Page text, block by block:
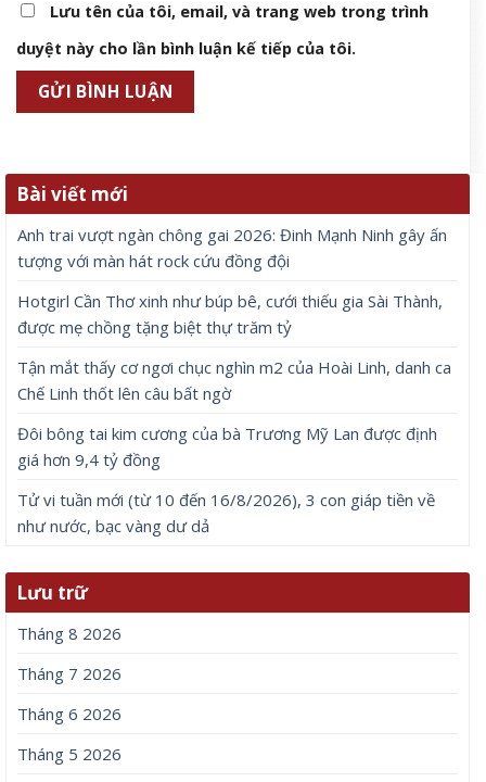
Lưu tên của tôi, email, và trang web trong trình
duyệt này cho lần bình luận kế tiếp của tôi.
Bài viết mới
Anh trai vượt ngàn chông gai 2026: Đinh Mạnh Ninh gây ấn
tượng với màn hát rock cứu đồng đội
Hotgirl Cần Thơ xinh như búp bê, cưới thiếu gia Sài Thành,
được mẹ chồng tặng biệt thự trăm tỷ
Tận mắt thấy cơ ngơi chục nghìn m2 của Hoài Linh, danh ca
Chế Linh thốt lên câu bất ngờ
Đôi bông tai kim cương của bà Trương Mỹ Lan được định
giá hơn 9,4 tỷ đồng
Tử vi tuần mới (từ 10 đến 16/8/2026), 3 con giáp tiền về
như nước, bạc vàng dư dả
Lưu trữ
Tháng 8 2026
Tháng 7 2026
Tháng 6 2026
Tháng 5 2026